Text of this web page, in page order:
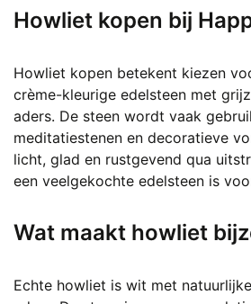
Howliet kopen bij
Howliet kopen betekent kiezen
crème-kleurige edelsteen met
aders. De steen wordt vaak
meditatiestenen en decoratieve
licht, glad en rustgevend qua
een veelgekochte edelsteen is
Wat maakt howliet
Echte howliet is wit met